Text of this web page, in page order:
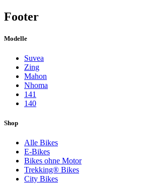
Footer
Modelle
Suvea
Zing
Mahon
Nhoma
141
140
Shop
Alle Bikes
E-Bikes
Bikes ohne Motor
Trekking® Bikes
City Bikes